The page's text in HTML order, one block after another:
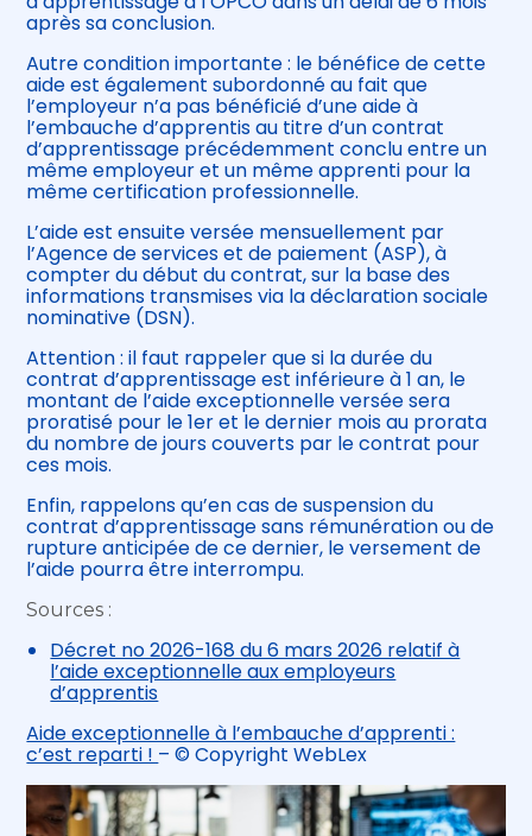
après sa conclusion.
Autre condition importante : le bénéfice de cette
aide est également subordonné au fait que
l’employeur n’a pas bénéficié d’une aide à
l’embauche d’apprentis au titre d’un contrat
d’apprentissage précédemment conclu entre un
même employeur et un même apprenti pour la
même certification professionnelle.
L’aide est ensuite versée mensuellement par
l’Agence de services et de paiement (ASP), à
compter du début du contrat, sur la base des
informations transmises via la déclaration sociale
nominative (DSN).
Attention : il faut rappeler que si la durée du
contrat d’apprentissage est inférieure à 1 an, le
montant de l’aide exceptionnelle versée sera
proratisé pour le 1er et le dernier mois au prorata
du nombre de jours couverts par le contrat pour
ces mois.
Enfin, rappelons qu’en cas de suspension du
contrat d’apprentissage sans rémunération ou de
rupture anticipée de ce dernier, le versement de
l’aide pourra être interrompu.
Sources :
Décret no 2026-168 du 6 mars 2026 relatif à
l’aide exceptionnelle aux employeurs
d’apprentis
Aide exceptionnelle à l’embauche d’apprenti :
c’est reparti ! – © Copyright WebLex